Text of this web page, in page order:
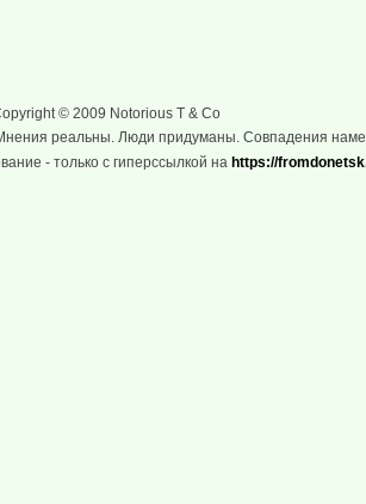
© 2009 Notorious T & Co
реальны. Люди придуманы. Совпадения
- только с гиперссылкой на https://